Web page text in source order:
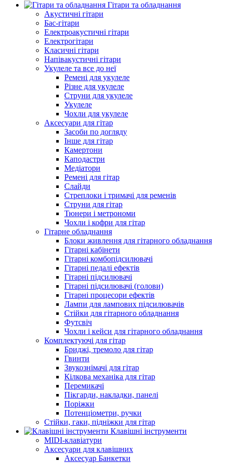
Гітари та обладнання
Акустичні гітари
Бас-гітари
Електроакустичні гітари
Електрогітари
Класичні гітари
Напівакустичні гітари
Укулеле та все до неї
Ремені для укулеле
Різне для укулеле
Струни для укулеле
Укулеле
Чохли для укулеле
Аксесуари для гітар
Засоби по догляду
Інше для гітар
Камертони
Каподастри
Медіатори
Ремені для гітар
Слайди
Стреплоки і тримачі для ременів
Струни для гітар
Тюнери і метрономи
Чохли і кофри для гітар
Гітарне обладнання
Блоки живлення для гітарного обладнання
Гітарні кабінети
Гітарні комбопідсилювачі
Гітарні педалі ефектів
Гітарні підсилювачі
Гітарні підсилювачі (голови)
Гітарні процесори ефектів
Лампи для лампових підсилювачів
Стійки для гітарного обладнання
Футсвіч
Чохли і кейси для гітарного обладнання
Комплектуючі для гітар
Бриджі, тремоло для гітар
Гвинти
Звукознімачі для гітар
Кілкова механіка для гітар
Перемикачі
Пікгарди, накладки, панелі
Поріжки
Потенціометри, ручки
Стійки, гаки, підніжки для гітар
Клавішні інструменти
MIDI-клавіатури
Аксесуари для клавішних
Аксесуар Банкетки